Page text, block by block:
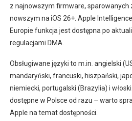
z najnowszym firmware, sparowanych
nowszym na iOS 26+. Apple
Europie funkcja jest dostępna po
regulacjami DMA.
Obsługiwane języki to m.in. angielski
mandaryński, francuski, hiszpański,
niemiecki, portugalski (Brazylia) i
dostępne w Polsce od razu – warto
Apple na temat dostępności.